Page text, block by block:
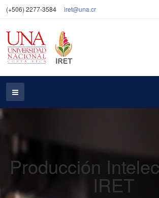
(+506) 2277-3584 iret@una.cr
Producción
IRET